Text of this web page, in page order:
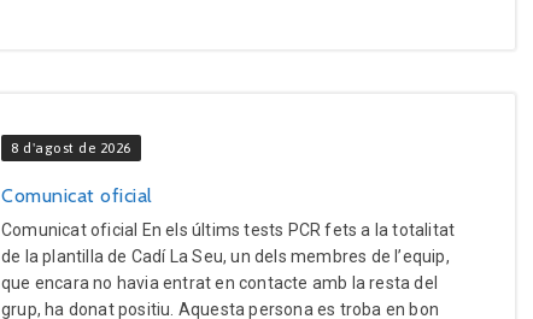
8 d'agost de 2026
Comunicat oficial
Comunicat oficial En els últims tests PCR fets a la totalitat
de la plantilla de Cadí La Seu, un dels membres de l’equip,
que encara no havia entrat en contacte amb la resta del
grup, ha donat positiu. Aquesta persona es troba en bon